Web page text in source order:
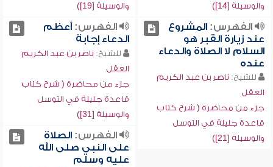
والوسيلة [14]) والوسيلة [19])
الفهرس:المشروع
عند زيارة القبر هو
السلام لا الصلاة والدعاء
عنده
للشيخ: ناصر بن عبد الكريم
العقل
جزء من محاضرة ( شرح كتاب
قاعدة جليلة في التوسل
والوسيلة [21])
الفهرس:أعظم
الدعاء إجابة
للشيخ: ناصر بن عبد الكريم
العقل
جزء من محاضرة ( شرح كتاب
قاعدة جليلة في التوسل
والوسيلة [31])
الفهرس:الصلاة
على النبي صلى الله
عليه وسلم